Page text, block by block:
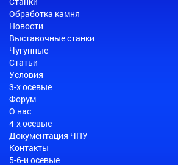
Обработка камня
Новости
Выставочные станки
Чугунные
Статьи
Условия
3-х осевые
Форум
О нас
4-х осевые
Документация ЧПУ
Контакты
5-6-и осевые